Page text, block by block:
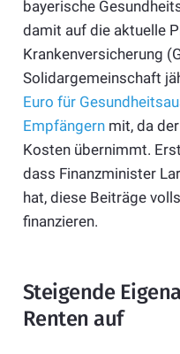
bayerische
damit auf die aktuelle
Krankenversicherung
Solidargemeinschaft
Euro für
Empfängernmit, da der
Kosten übernimmt.
dass Finanzminister
hat, diese Beiträge
finanzieren.
Steigende
Renten auf